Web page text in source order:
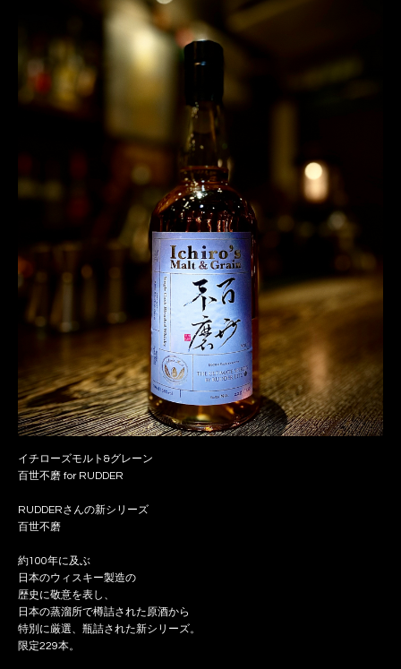
イチローズモルト&グレーン
百世不磨 for RUDDER
RUDDERさんの新シリーズ
百世不磨
約100年に及ぶ
日本のウィスキー製造の
歴史に敬意を表し、
日本の蒸溜所で樽詰された原酒から
特別に厳選、瓶詰された新シリーズ。
限定229本。